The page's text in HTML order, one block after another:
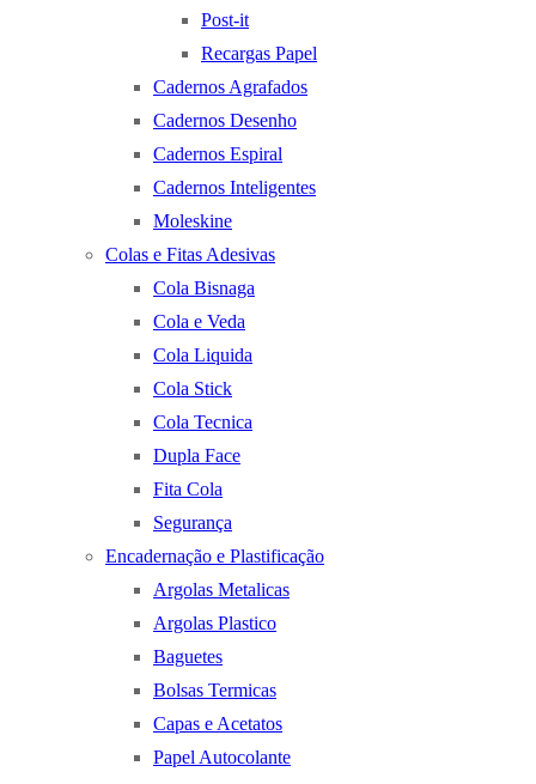
Post-it
Recargas Papel
Cadernos Agrafados
Cadernos Desenho
Cadernos Espiral
Cadernos Inteligentes
Moleskine
Colas e Fitas Adesivas
Cola Bisnaga
Cola e Veda
Cola Liquida
Cola Stick
Cola Tecnica
Dupla Face
Fita Cola
Segurança
Encadernação e Plastificação
Argolas Metalicas
Argolas Plastico
Baguetes
Bolsas Termicas
Capas e Acetatos
Papel Autocolante